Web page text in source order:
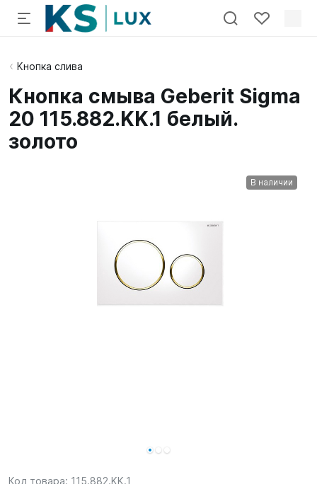
Кнопка слива
Кнопка смыва Geberit Sigma
20 115.882.KK.1 белый.
золото
В наличии
Код товара: 115.882.KK.1